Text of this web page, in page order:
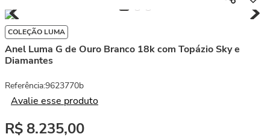
COLEÇÃO LUMA
Anel Luma G de Ouro Branco 18k com Topázio Sky e
Diamantes
Referência:9623770b
Avalie esse produto
R$ 8.235,00